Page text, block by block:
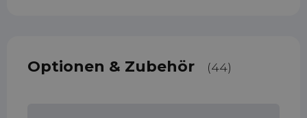
Optionen & Zubehör (44)